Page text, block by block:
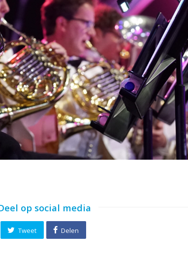
op social media
Tweet Delen